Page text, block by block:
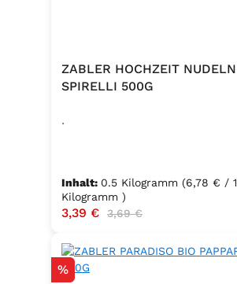
ZABLER HOCHZEIT NUDELN
SPIRELLI 500G
.
Inhalt: 0.5 Kilogramm (6,78 € / 1
Kilogramm )
Verkaufspreis:
3,39 € Regulärer Preis:
3,69 €
Rabatt
%